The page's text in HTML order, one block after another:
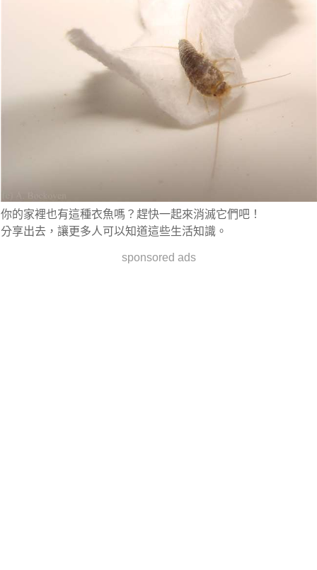
你的家裡也有這種衣魚嗎？趕快一起來消滅它們吧！
分享出去，讓更多人可以知道這些生活知識。
sponsored ads